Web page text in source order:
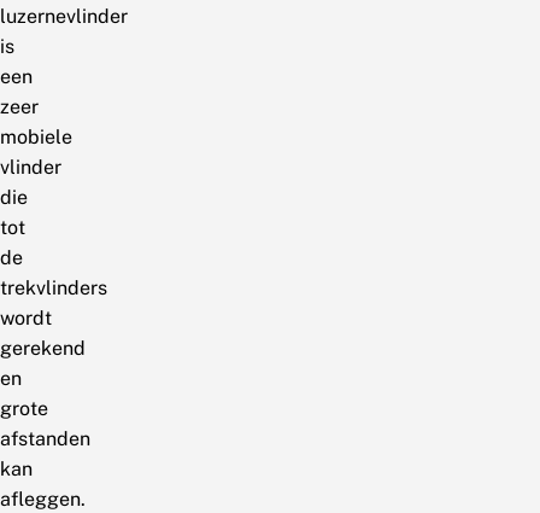
luzernevlinder
is
een
zeer
mobiele
vlinder
die
tot
de
trekvlinders
wordt
gerekend
en
grote
afstanden
kan
afleggen.